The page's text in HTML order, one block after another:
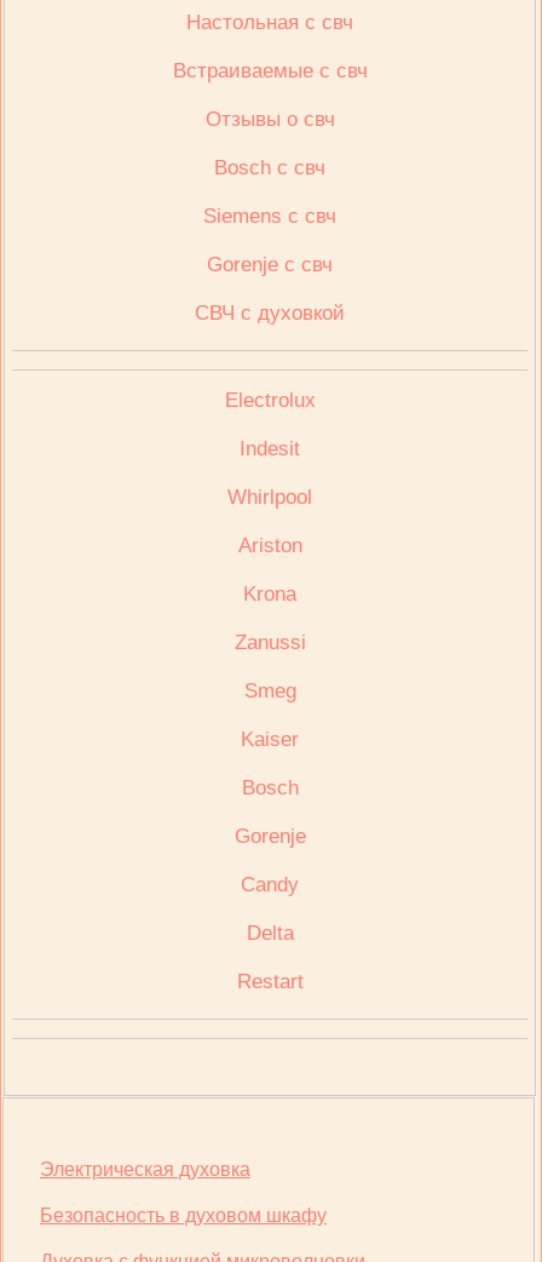
Настольная с свч
Встраиваемые с свч
Отзывы о свч
Bosch с свч
Siemens с свч
Gorenje с свч
СВЧ с духовкой
Electrolux
Indesit
Whirlpool
Ariston
Krona
Zanussi
Smeg
Kaiser
Bosch
Gorenje
Candy
Delta
Restart
Электрическая духовка
Безопасность в духовом шкафу